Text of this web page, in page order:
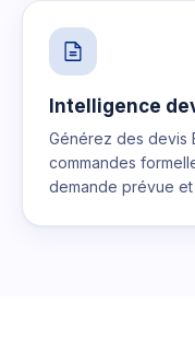
Intelligence
Générez des devis
commandes
demande prévue